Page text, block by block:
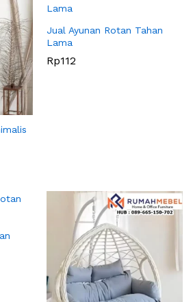
Jual Ayunan Rotan Tahan
Lama
Rp112